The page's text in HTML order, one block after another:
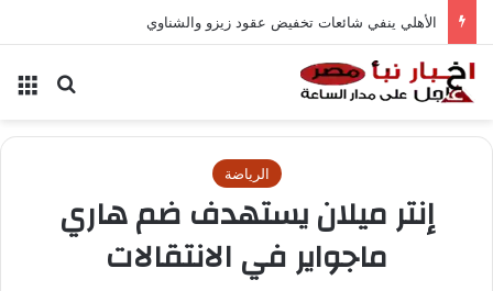
الأهلي ينفي شائعات تخفيض عقود زيزو والشناوي
بحث
الرياضة
إنتر ميلان يستهدف ضم هاري
ماجواير في الانتقالات